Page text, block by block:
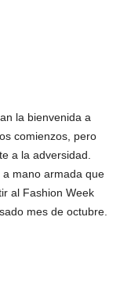
la bienvenida a
comienzos, pero
a la adversidad.
mano armada que
al Fashion Week
mes de octubre.